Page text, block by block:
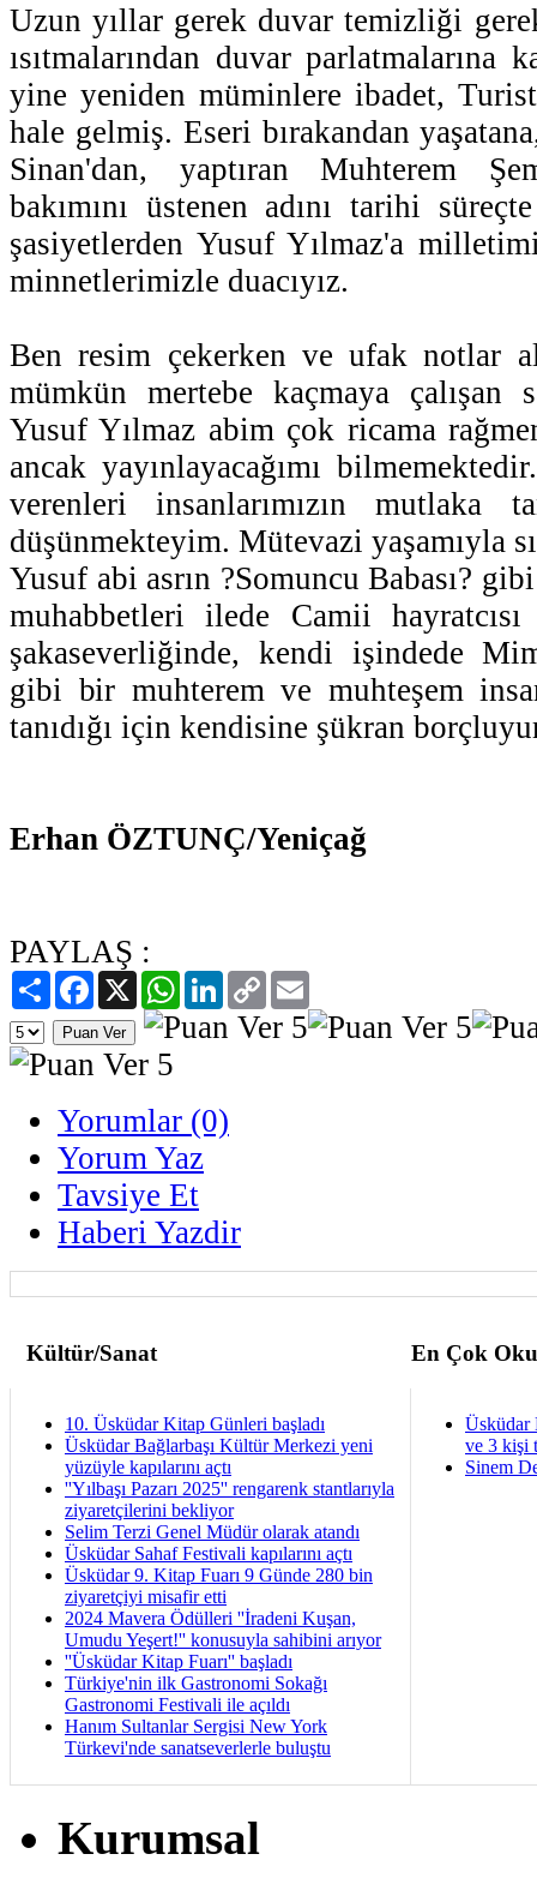
Uzun yıllar gerek duvar temizliği
ısıtmalarından duvar parlatmalarına
yine yeniden müminlere ibadet,
hale gelmiş. Eseri bırakandan
Sinan'dan, yaptıran Muhterem
bakımını üstenen adını tarihi
şasiyetlerden Yusuf Yılmaz'a
minnetlerimizle duacıyız.
Ben resim çekerken ve ufak notlar
mümkün mertebe kaçmaya çalışan
Yusuf Yılmaz abim çok ricama
ancak yayınlayacağımı
verenleri insanlarımızın mutlaka
düşünmekteyim. Mütevazi yaşamıyla
Yusuf abi asrın ?Somuncu Babası?
muhabbetleri ilede Camii
şakaseverliğinde, kendi işindede
gibi bir muhterem ve muhteşem
tanıdığı için kendisine şükran
Erhan ÖZTUNÇ/Yeniçağ
PAYLAŞ :
PaylaşFacebook
X WhatsAppLinkedIn
Copy
Link
Yorumlar (0)
Yorum Yaz
Tavsiye Et
Haberi Yazdir
Kültür/Sanat En Çok
10. Üsküdar Kitap Günleri başladı
Üsküdar Bağlarbaşı Kültür Merkezi yeni
yüzüyle kapılarını açtı
''Yılbaşı Pazarı 2025'' rengarenk stantlarıyla
ziyaretçilerini bekliyor
Selim Terzi Genel Müdür olarak atandı
Üsküdar Sahaf Festivali kapılarını açtı
Üsküdar 9. Kitap Fuarı 9 Günde 280 bin
ziyaretçiyi misafir etti
2024 Mavera Ödülleri ''İradeni Kuşan,
Umudu Yeşert!'' konusuyla sahibini arıyor
''Üsküdar Kitap Fuarı'' başladı
Türkiye'nin ilk Gastronomi Sokağı
Gastronomi Festivali ile açıldı
Hanım Sultanlar Sergisi New York
Türkevi'nde sanatseverlerle buluştu
Üsküdar
ve 3 kişi
Sinem
Kurumsal